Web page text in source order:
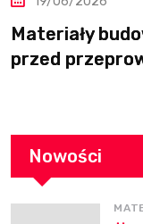
Stół
do salonu
Nowości